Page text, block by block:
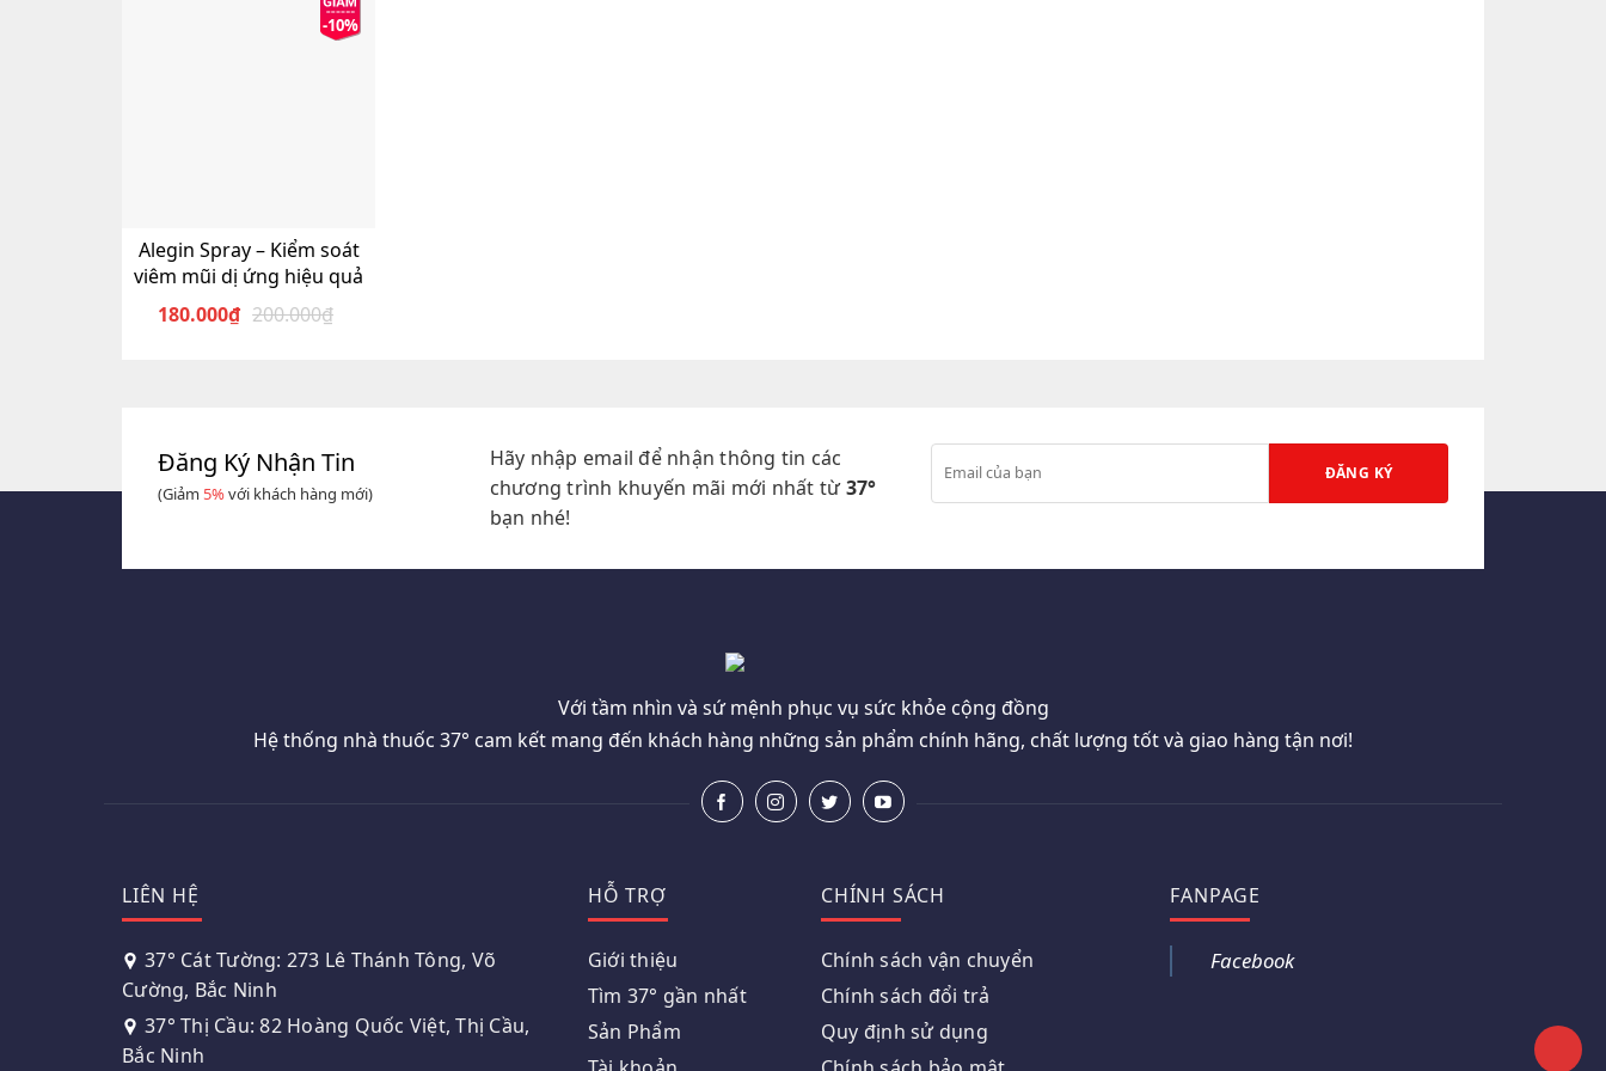
-10%
Alegin Spray – Kiểm soát
viêm mũi dị ứng hiệu quả
200.000₫
Giá
180.000₫ Giá
Đăng Ký Nhận Tin
(Giảm 5%với khách hàng mới)
Hãy nhập email để nhận thông tin các
chương trình khuyến mãi mới nhất từ37°
bạn nhé!
Với tầm nhìn và sứ mệnh phục vụ sức khỏe cộng đồng
Hệ thống nhà thuốc 37° cam kết mang đến khách hàng những sản phẩm chính hãng, chất lượng tốt và giao hàng tận nơi!
LIÊN HỆ
37° Cát Tường: 273 Lê Thánh Tông, Võ
Cường, Bắc Ninh
37° Thị Cầu: 82 Hoàng Quốc Việt, Thị Cầu,
Bắc Ninh
HỖ TRỢ
Giới thiệu
Tìm 37° gần nhất
Sản Phẩm
CHÍNH SÁCH
Chính sách vận chuyển
Chính sách đổi trả
Quy định sử dụng
FANPAGE
Facebook